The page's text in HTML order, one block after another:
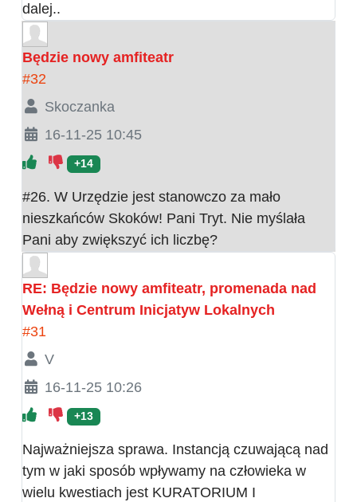
dalej..
Będzie nowy amfiteatr
#32
Skoczanka
16-11-25 10:45
+14
#26. W Urzędzie jest stanowczo za mało
nieszkańców Skoków! Pani Tryt. Nie myślała
Pani aby zwiększyć ich liczbę?
RE: Będzie nowy amfiteatr, promenada nad
Wełną i Centrum Inicjatyw Lokalnych
#31
V
16-11-25 10:26
+13
Najważniejsza sprawa. Instancją czuwającą nad
tym w jaki sposób wpływamy na człowieka w
wielu kwestiach jest KURATORIUM I